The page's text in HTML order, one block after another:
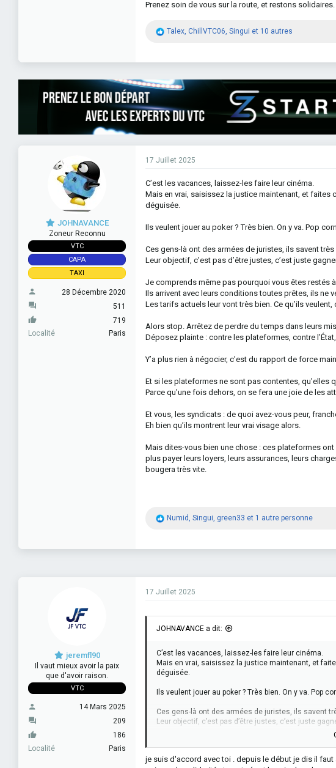
Prenez soin de vous sur la route, et restons solidaires.
R
i
o
s
:
Talex, ChillVTC06, Singui et 10 autres
JOHNAVANCE
Zoneur Reconnu
VTC
CAPA
TAXI
28 Décembre 2020
511
719
Localité
Paris
17 Juillet 2025
C’est les vacances, laissez-les faire leur cinéma.
Mais en vrai, saisissez la justice maintenant, et
déguisée.
Ils veulent jouer au poker ? Très bien. On y va. Pop corn.
Ces gens-là ont des armées de juristes, ils savent très
Leur objectif, c’est pas d’être justes, c’est juste
Je comprends même pas pourquoi vous êtes restés
Ils arrivent avec leurs conditions toutes prêtes, ils ne
Les tarifs actuels leur vont très bien. Ce qu’ils veulent,
Alors stop. Arrêtez de perdre du temps dans leurs
Déposez plainte : contre les plateformes, contre l’État,
Y’a plus rien à négocier, c’est du rapport de force
Et si les plateformes ne sont pas contentes, qu’elles
Parce qu’une fois dehors, on se fera une joie de les
Et vous, les syndicats : de quoi avez-vous peur,
Eh bien qu’ils montrent leur vrai visage alors.
Mais dites-vous bien une chose : ces plateformes
plus payer leurs loyers, leurs assurances, leurs
bougera très vite.
R
o
s
Numid, Singui, green33 et 1 autre personne
jeremfl90
Il vaut mieux avoir la paix
que d'avoir raison.
VTC
14 Mars 2025
209
186
Localité
Paris
17 Juillet 2025
JOHNAVANCE a dit:
C’est les vacances, laissez-les faire leur cinéma.
Mais en vrai, saisissez la justice maintenant, et
déguisée.
Ils veulent jouer au poker ? Très bien. On y va. Pop
Ces gens-là ont des armées de juristes, ils savent
Leur objectif, c’est pas d’être justes, c’est juste
Je comprends même pas pourquoi vous êtes restés
Les tarifs actuels leur vont très bien. Ce qu’ils
je suis d'accord avec toi . depuis le début je dis il